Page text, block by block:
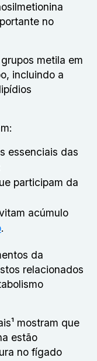
no
metila em
incluindo a
essenciais das
participam da
acúmulo
.
da
relacionados
mostram que
estão
no fígado